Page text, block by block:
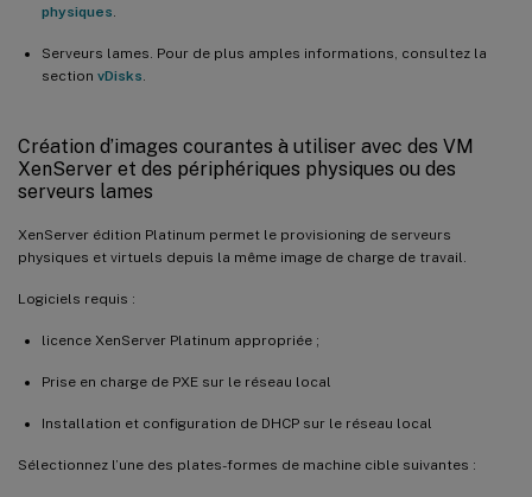
physiques.
Serveurs lames. Pour de plus amples informations, consultez la
section vDisks.
Création d’images courantes à utiliser avec des VM
XenServer et des périphériques physiques ou des
serveurs lames
XenServer édition Platinum permet le provisioning de serveurs
physiques et virtuels depuis la même image de charge de travail.
Logiciels requis :
licence XenServer Platinum appropriée ;
Prise en charge de PXE sur le réseau local
Installation et configuration de DHCP sur le réseau local
Sélectionnez l’une des plates-formes de machine cible suivantes :